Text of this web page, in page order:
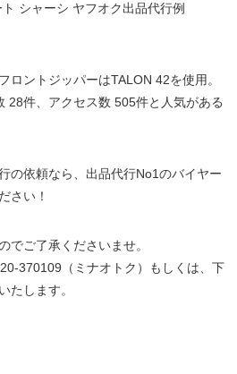
シャーシ ヤフオク出品代行例
ロントジッパーはTALON 42を使用。
28件、アクセス数 505件と人気がある
の依頼なら、出品代行No1のバイヤー
さい！
でご了承くださいませ。
370109（ミナオトク）もしくは、下
たします。